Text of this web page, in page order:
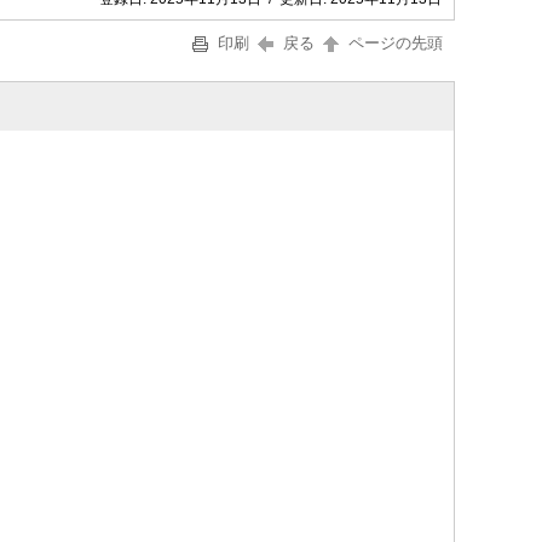
印刷 戻る ページの先頭